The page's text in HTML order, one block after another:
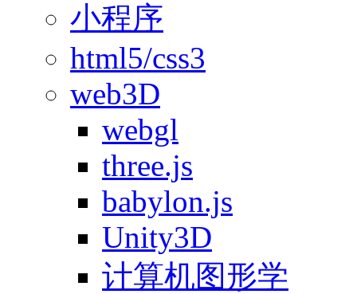
小程序
html5/css3
web3D
webgl
three.js
babylon.js
Unity3D
计算机图形学